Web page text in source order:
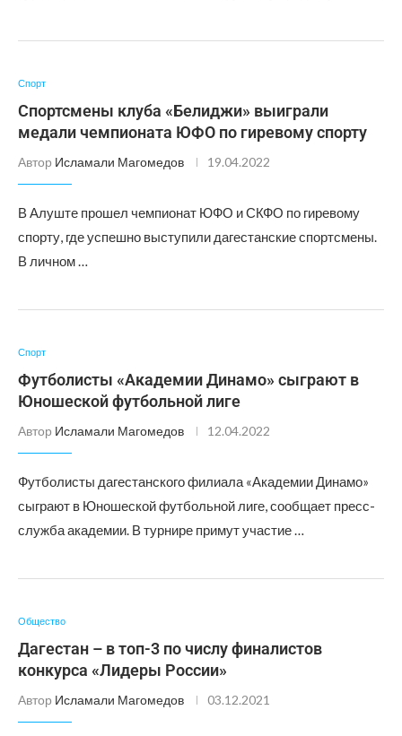
Спорт
Спортсмены клуба «Белиджи» выиграли
медали чемпионата ЮФО по гиревому спорту
Автор Исламали Магомедов 19.04.2022
В Алуште прошел чемпионат ЮФО и СКФО по гиревому
спорту, где успешно выступили дагестанские спортсмены.
В личном …
Спорт
Футболисты «Академии Динамо» сыграют в
Юношеской футбольной лиге
Автор Исламали Магомедов 12.04.2022
Футболисты дагестанского филиала «Академии Динамо»
сыграют в Юношеской футбольной лиге, сообщает пресс-
служба академии. В турнире примут участие …
Общество
Дагестан – в топ-3 по числу финалистов
конкурса «Лидеры России»
Автор Исламали Магомедов 03.12.2021